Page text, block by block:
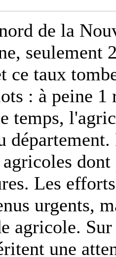
de la
seulement
ce taux
: à peine
temps,
Les
urgents,
agricole.
une